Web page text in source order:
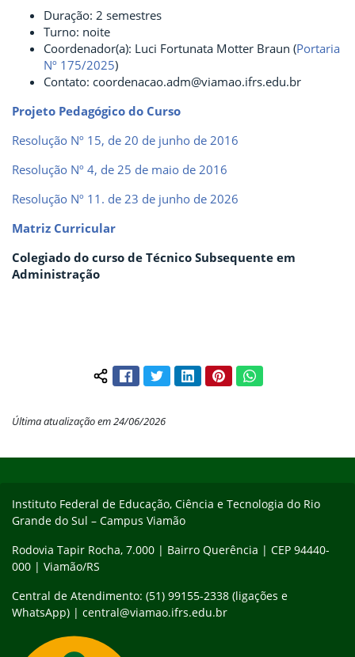
Duração: 2 semestres
Turno: noite
Coordenador(a): Luci Fortunata Motter Braun (Portaria
Nº 175/2025)
Contato: coordenacao.adm@viamao.ifrs.edu.br
Projeto Pedagógico do Curso
Resolução Nº 15, de 20 de junho de 2016
Resolução Nº 4, de 25 de maio de 2016
Resolução Nº 11. de 23 de junho de 2026
Matriz Curricular
Colegiado do curso de Técnico Subsequente em
Administração
Compartilhar conteúdo:
FacebookTwitterLinkedInPinterestWhatsApp
Última atualização em 24/06/2026
Instituto Federal de Educação, Ciência e Tecnologia do Rio
Grande do Sul – Campus Viamão
Rodovia Tapir Rocha, 7.000 | Bairro Querência | CEP 94440-
000 | Viamão/RS
Central de Atendimento: (51) 99155-2338 (ligações e
WhatsApp) | central@viamao.ifrs.edu.br